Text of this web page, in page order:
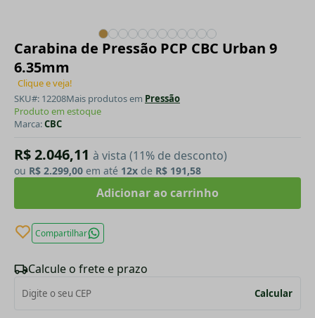
Carabina de Pressão PCP CBC Urban 9
6.35mm
Clique e veja!
SKU#: 12208Mais produtos em Pressão
Produto em estoque
Marca:CBC
R$ 2.046,11 à vista (11% de desconto)
ou R$ 2.299,00 em até 12x de R$ 191,58
Adicionar ao carrinho
Compartilhar
Calcule o frete e prazo
Calcular